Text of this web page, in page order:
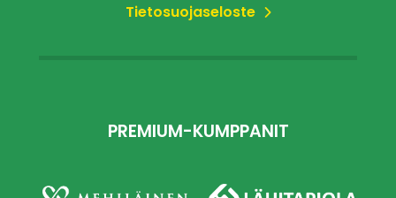
Tietosuojaseloste
PREMIUM-KUMPPANIT